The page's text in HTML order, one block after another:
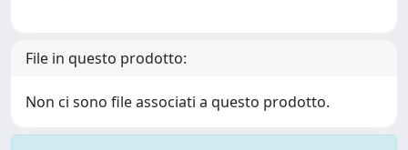
File in questo prodotto:
Non ci sono file associati a questo prodotto.